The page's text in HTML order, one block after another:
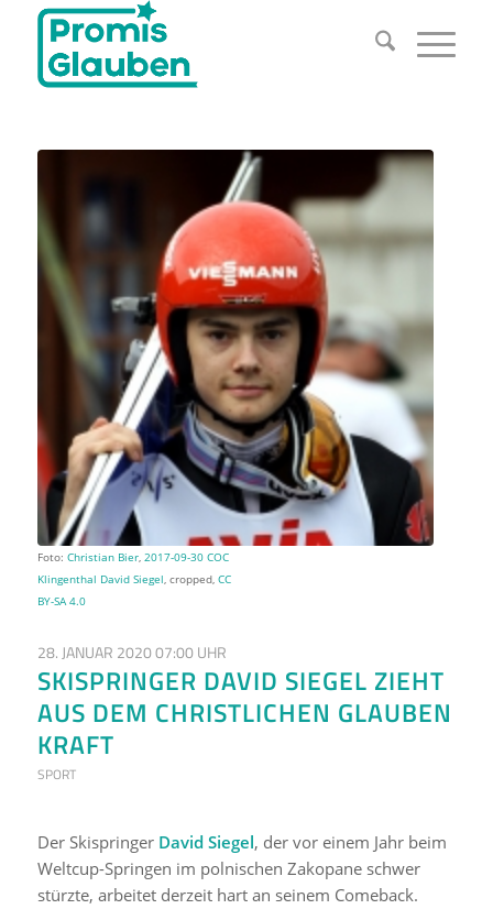
Foto: Christian Bier, 2017-09-30 COC
Klingenthal David Siegel, cropped, CC
BY-SA 4.0
28. JANUAR 2020 07:00 UHR
SKISPRINGER DAVID SIEGEL ZIEHT
AUS DEM CHRISTLICHEN GLAUBEN
KRAFT
SPORT
Der SkispringerDavid Siegel, der vor einem Jahr beim
Weltcup-Springen im polnischen Zakopane schwer
stürzte, arbeitet derzeit hart an seinem Comeback.